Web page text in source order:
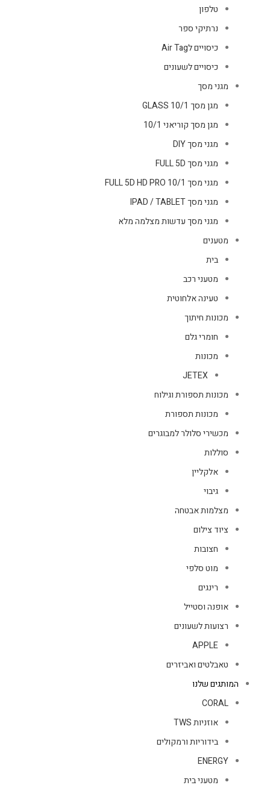
טלפון
נרתיקי ספר
כיסויים לAir Tag
כיסויים לשעונים
מגני מסך
מגן מסך GLASS 10/1
מגן מסך קוריאני 10/1
מגני מסך DIY
מגני מסך FULL 5D
מגני מסך FULL 5D HD PRO 10/1
מגני מסך IPAD / TABLET
מגני מסך עדשות מצלמה מלא
מטענים
בית
מטעני רכב
טעינה אלחוטית
מכונות חיתוך
חומרי גלם
מכונות
JETEX
מכונות תספורת וגילוח
מכונות תספורת
מכשירי סלולר למבוגרים
סוללות
אלקליין
גיבוי
מצלמות אבטחה
ציוד צילום
חצובות
מוט סלפי
רינגים
אופנה וסטייל
רצועות לשעונים
APPLE
טאבלטים ואביזרים
המותגים שלנו
CORAL
אוזניות TWS
בידוריות ורמקולים
ENERGY
מטעני בית